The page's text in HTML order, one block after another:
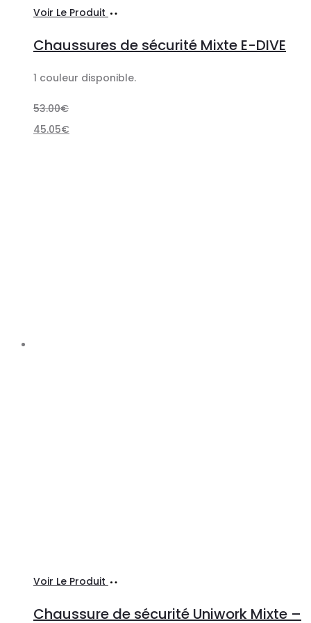
Voir Le Produit
options
a
plusieurs
Chaussures de sécurité Mixte E-DIVE
1 couleur disponible.
53.00€
45.05€
Voir Le Produit
Chaussure de sécurité Uniwork Mixte –